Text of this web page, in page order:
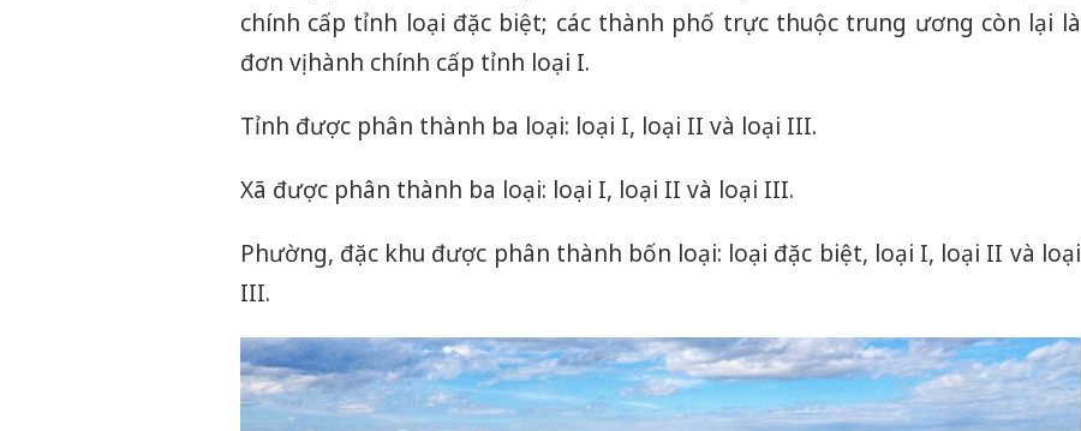
chính cấp tỉnh loại đặc biệt; các thành phố trực thuộc trung ương còn lại là
đơn vị hành chính cấp tỉnh loại I.
Tỉnh được phân thành ba loại: loại I, loại II và loại III.
Xã được phân thành ba loại: loại I, loại II và loại III.
Phường, đặc khu được phân thành bốn loại: loại đặc biệt, loại I, loại II và loại
III.